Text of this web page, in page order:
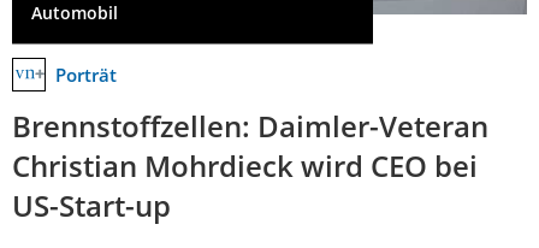
Automobil
Porträt
Brennstoffzellen: Daimler-Veteran
Christian Mohrdieck wird CEO bei
US-Start-up